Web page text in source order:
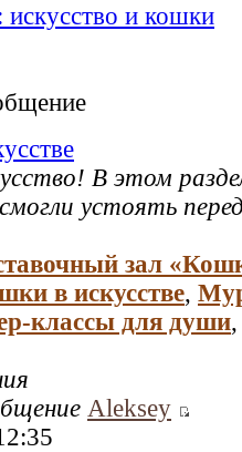
искусство и кошки
В этом
устоять
зал
в искусстве,
для души
Aleksey